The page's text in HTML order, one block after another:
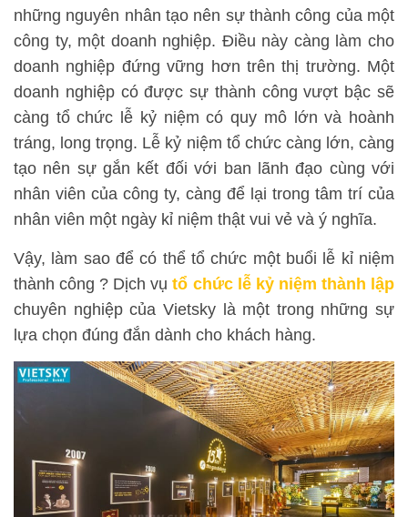
những nguyên nhân tạo nên sự thành công của một
công ty, một doanh nghiệp. Điều này càng làm cho
doanh nghiệp đứng vững hơn trên thị trường. Một
doanh nghiệp có được sự thành công vượt bậc sẽ
càng tổ chức lễ kỷ niệm có quy mô lớn và hoành
tráng, long trọng. Lễ kỷ niệm tổ chức càng lớn, càng
tạo nên sự gắn kết đối với ban lãnh đạo cùng với
nhân viên của công ty, càng để lại trong tâm trí của
nhân viên một ngày kỉ niệm thật vui vẻ và ý nghĩa.
Vậy, làm sao để có thể tổ chức một buổi lễ kỉ niệm
thành công ? Dịch vụtổ chức lễ kỷ niệm thành lập
chuyên nghiệp của Vietsky là một trong những sự
lựa chọn đúng đắn dành cho khách hàng.